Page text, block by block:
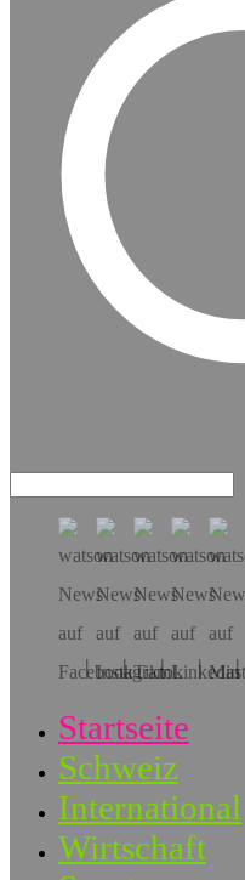
Startseite
Schweiz
International
Wirtschaft